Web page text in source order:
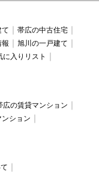
て
帯広の中古住宅
報
旭川の一戸建て
に入りリスト
広の賃貸マンション
ション